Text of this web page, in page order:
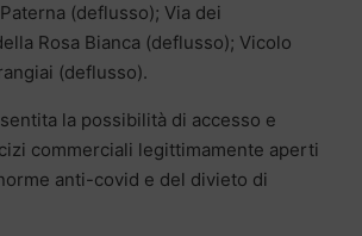
(deflusso); Via dei
Rosa Bianca (deflusso); Vicolo
(deflusso).
la possibilità di accesso e
commerciali legittimamente aperti
anti-covid e del divieto di